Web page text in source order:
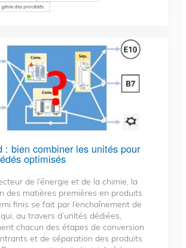
des procédés
: bien combiner les unités pour
optimisés
de l’énergie et de la chimie, la
des matières premières en produits
finis se fait par l’enchaînement de
au travers d’unités dédiées,
chacun des étapes de conversion
et de séparation des produits